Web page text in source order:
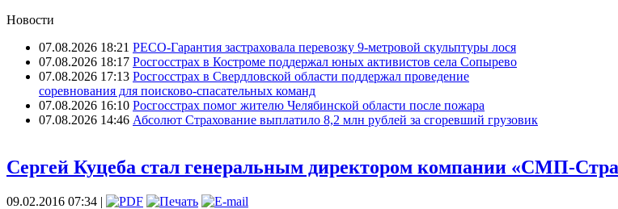
Новости
07.08.2026 18:21 РЕСО-Гарантия застраховала перевозку 9-метровой скульптуры лося
07.08.2026 18:17 Росгосстрах в Костроме поддержал юных активистов села Сопырево
07.08.2026 17:13 Росгосстрах в Свердловской области поддержал проведение
соревнования для поисково‑спасательных команд
07.08.2026 16:10 Росгосстрах помог жителю Челябинской области после пожара
07.08.2026 14:46 Абсолют Страхование выплатило 8,2 млн рублей за сгоревший грузовик
Сергей Куцеба стал ​генеральным директором компании «СМП-
09.02.2016 07:34 |